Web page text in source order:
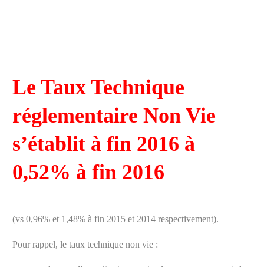
Le Taux Technique
réglementaire Non Vie
s’établit à fin 2016 à
0,52% à fin 2016
(vs 0,96% et 1,48% à fin 2015 et 2014 respectivement).
Pour rappel, le taux technique non vie :